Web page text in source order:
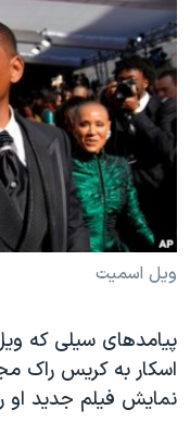
فرهنگ و زندگی
حقوق شهروندی
اقتصادی
علم و فناوری
اسرائیل در جنگ
گالری عکس
آرشیو پخش زنده
مستندها
انتخابات ریاست جمهوری
حمله جمهوری اسلامی
رمز مهسا
ورزش زنان در ایران
اعتراضات زن، زندگی،
مجموعه مستندهای
دادگاه حمید نوری
چهل سال گروگان‌گیری
قانون شفافیت دارائی
دنبال کنید
زبانهای مختلف
ویل اسمیت
پیامدهای سیلی که
اسکار به کریس راک
نمایش فیلم جدید او